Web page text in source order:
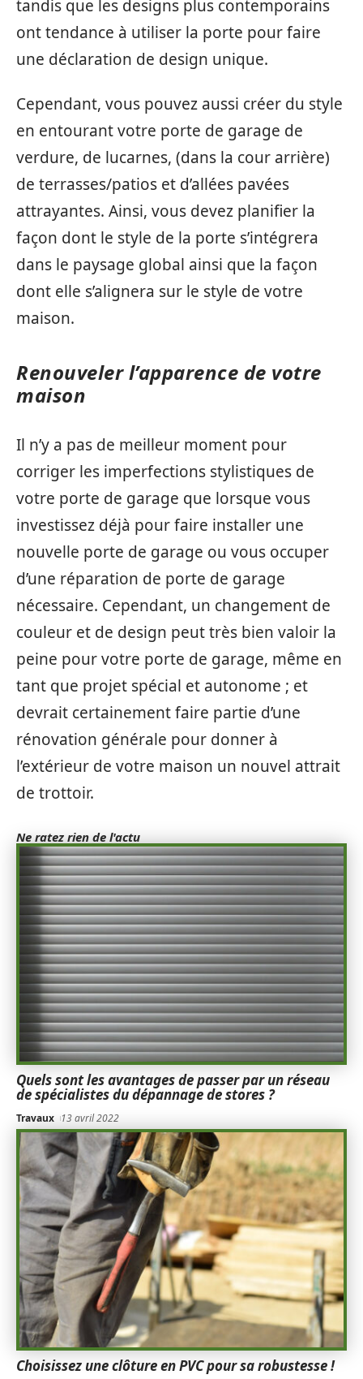
tandis que les designs plus contemporains
ont tendance à utiliser la porte pour faire
une déclaration de design unique.
Cependant, vous pouvez aussi créer du style
en entourant votre porte de garage de
verdure, de lucarnes, (dans la cour arrière)
de terrasses/patios et d’allées pavées
attrayantes. Ainsi, vous devez planifier la
façon dont le style de la porte s’intégrera
dans le paysage global ainsi que la façon
dont elle s’alignera sur le style de votre
maison.
Renouveler l’apparence de votre
maison
Il n’y a pas de meilleur moment pour
corriger les imperfections stylistiques de
votre porte de garage que lorsque vous
investissez déjà pour faire installer une
nouvelle porte de garage ou vous occuper
d’une réparation de porte de garage
nécessaire. Cependant, un changement de
couleur et de design peut très bien valoir la
peine pour votre porte de garage, même en
tant que projet spécial et autonome ; et
devrait certainement faire partie d’une
rénovation générale pour donner à
l’extérieur de votre maison un nouvel attrait
de trottoir.
Ne ratez rien de l'actu
Quels sont les avantages de passer par un réseau
de spécialistes du dépannage de stores ?
Travaux 13 avril 2022
Choisissez une clôture en PVC pour sa robustesse !